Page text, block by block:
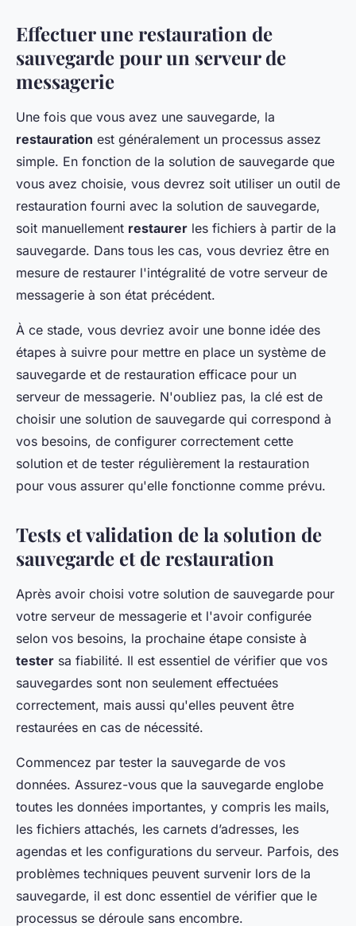
Effectuer une restauration de
sauvegarde pour un serveur de
messagerie
Une fois que vous avez une sauvegarde, la
restauration est généralement un processus assez
simple. En fonction de la solution de sauvegarde que
vous avez choisie, vous devrez soit utiliser un outil de
restauration fourni avec la solution de sauvegarde,
soit manuellement restaurer les fichiers à partir de la
sauvegarde. Dans tous les cas, vous devriez être en
mesure de restaurer l'intégralité de votre serveur de
messagerie à son état précédent.
À ce stade, vous devriez avoir une bonne idée des
étapes à suivre pour mettre en place un système de
sauvegarde et de restauration efficace pour un
serveur de messagerie. N'oubliez pas, la clé est de
choisir une solution de sauvegarde qui correspond à
vos besoins, de configurer correctement cette
solution et de tester régulièrement la restauration
pour vous assurer qu'elle fonctionne comme prévu.
Tests et validation de la solution de
sauvegarde et de restauration
Après avoir choisi votre solution de sauvegarde pour
votre serveur de messagerie et l'avoir configurée
selon vos besoins, la prochaine étape consiste à
tester sa fiabilité. Il est essentiel de vérifier que vos
sauvegardes sont non seulement effectuées
correctement, mais aussi qu'elles peuvent être
restaurées en cas de nécessité.
Commencez par tester la sauvegarde de vos
données. Assurez-vous que la sauvegarde englobe
toutes les données importantes, y compris les mails,
les fichiers attachés, les carnets d’adresses, les
agendas et les configurations du serveur. Parfois, des
problèmes techniques peuvent survenir lors de la
sauvegarde, il est donc essentiel de vérifier que le
processus se déroule sans encombre.